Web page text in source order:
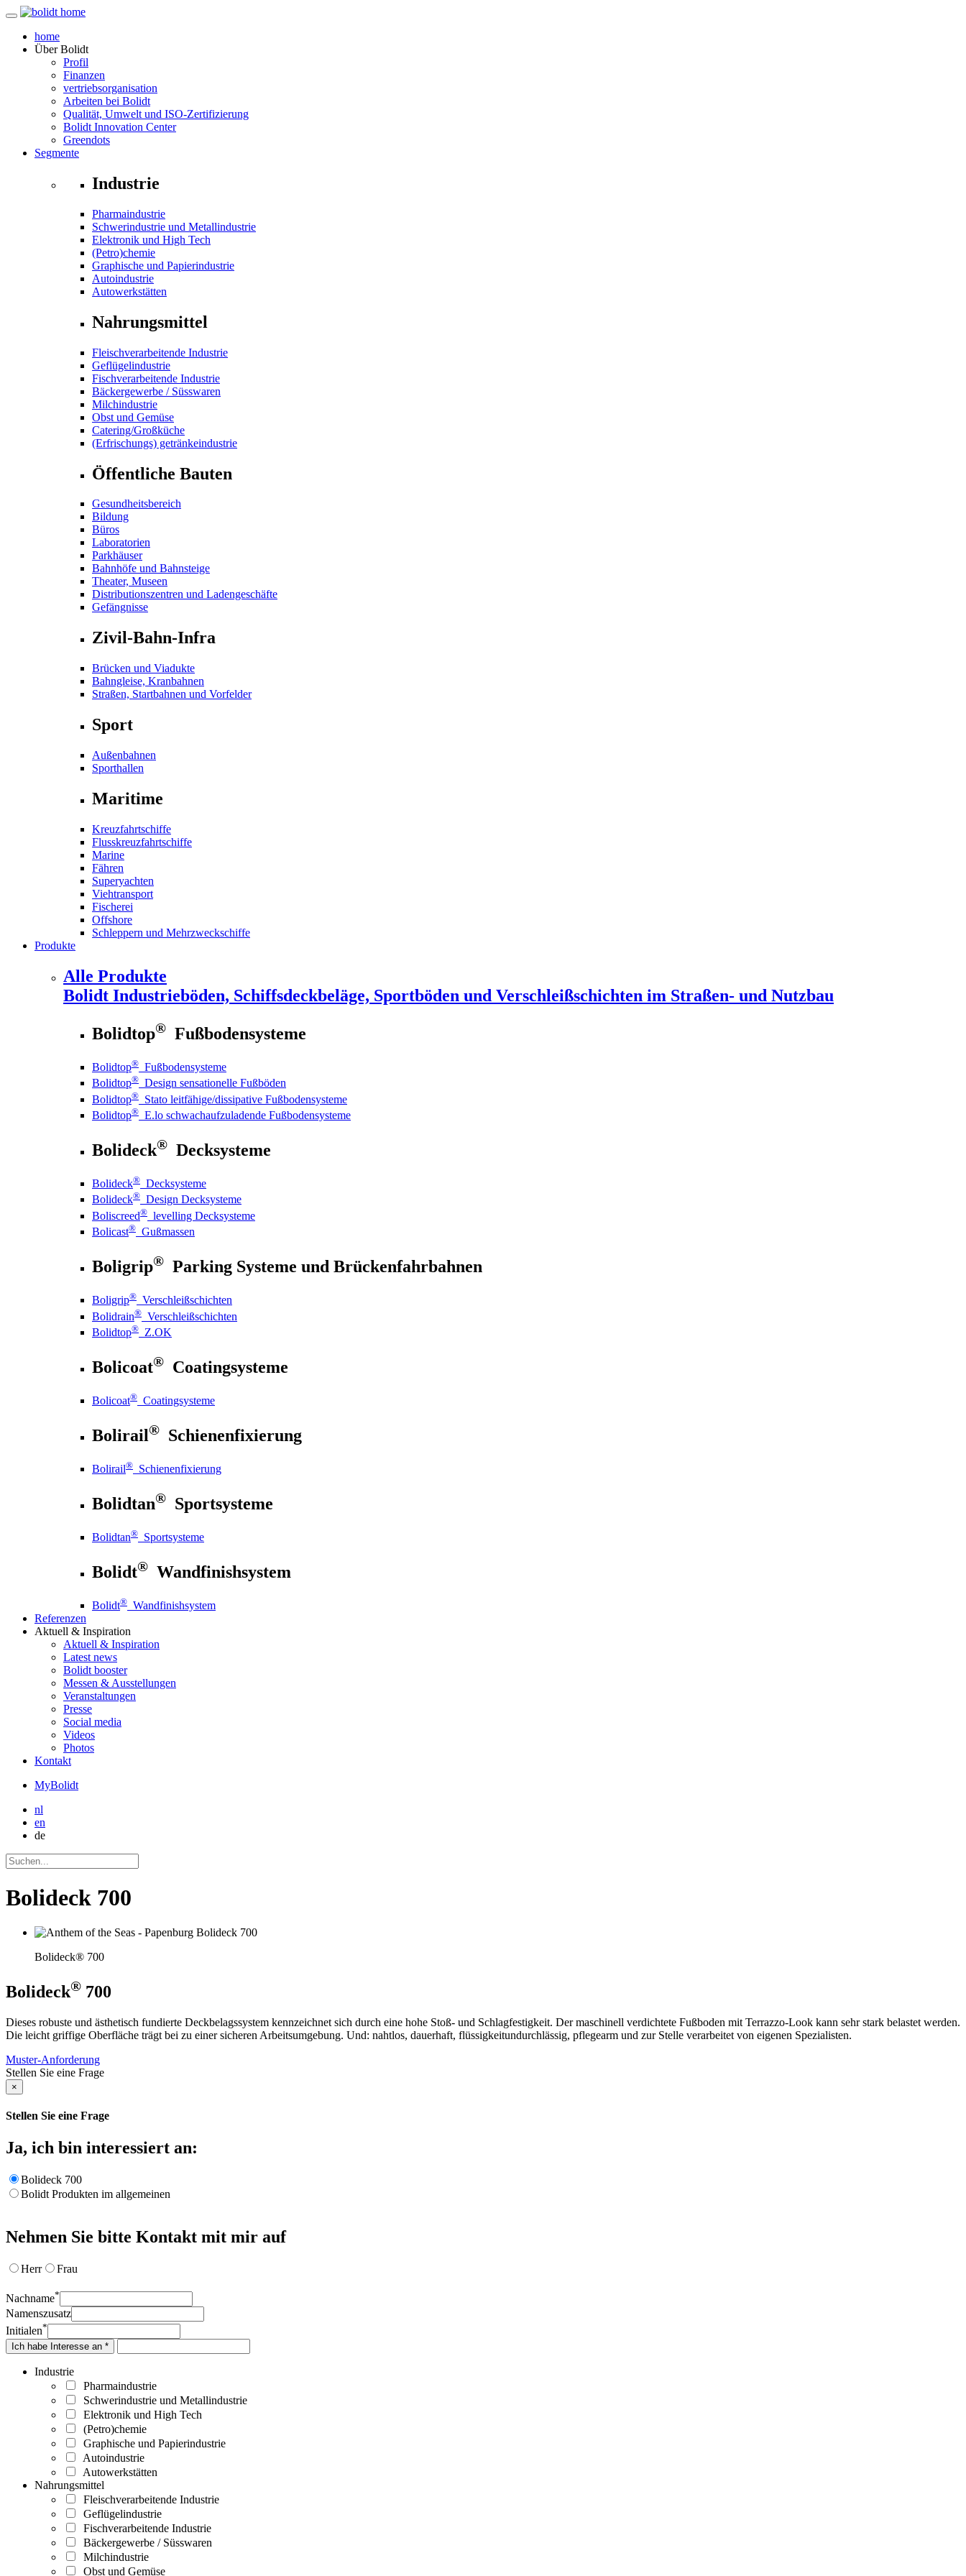
home
ÜberBolidt
Profil
Finanzen
vertriebsorganisation
Arbeiten bei Bolidt
Qualität, Umwelt und ISO-Zertifizierung
Bolidt Innovation Center
Greendots
Segmente
Industrie
Pharmaindustrie
Schwerindustrie und Metallindustrie
Elektronik und High Tech
(Petro)chemie
Graphische und Papierindustrie
Autoindustrie
Autowerkstätten
Nahrungsmittel
Fleischverarbeitende Industrie
Geflügelindustrie
Fischverarbeitende Industrie
Bäckergewerbe / Süsswaren
Milchindustrie
Obst und Gemüse
Catering/Großküche
(Erfrischungs) getränkeindustrie
Öffentliche Bauten
Gesundheitsbereich
Bildung
Büros
Laboratorien
Parkhäuser
Bahnhöfe und Bahnsteige
Theater, Museen
Distributionszentren und Ladengeschäfte
Gefängnisse
Zivil-Bahn-Infra
Brücken und Viadukte
Bahngleise, Kranbahnen
Straßen, Startbahnen und Vorfelder
Sport
Außenbahnen
Sporthallen
Maritime
Kreuzfahrtschiffe
Flusskreuzfahrtschiffe
Marine
Fähren
Superyachten
Viehtransport
Fischerei
Offshore
Schleppern und Mehrzweckschiffe
Produkte
Alle Produkte
Bolidt Industrieböden, Schiffsdeckbeläge, Sportböden und Verschleißschichten im Straßen- und Nutzbau
Bolidtop® Fußbodensysteme
Bolidtop® Fußbodensysteme
Bolidtop® Design sensationelle Fußböden
Bolidtop® Stato leitfähige/dissipative Fußbodensysteme
Bolidtop® E.lo schwachaufzuladende Fußbodensysteme
Bolideck® Decksysteme
Bolideck® Decksysteme
Bolideck® Design Decksysteme
Boliscreed® levelling Decksysteme
Bolicast® Gußmassen
Boligrip® Parking Systeme und Brückenfahrbahnen
Boligrip® Verschleißschichten
Bolidrain® Verschleißschichten
Bolidtop® Z.OK
Bolicoat® Coatingsysteme
Bolicoat® Coatingsysteme
Bolirail® Schienenfixierung
Bolirail® Schienenfixierung
Bolidtan® Sportsysteme
Bolidtan® Sportsysteme
Bolidt® Wandfinishsystem
Bolidt® Wandfinishsystem
Referenzen
Aktuell & Inspiration
Aktuell & Inspiration
Latest news
Bolidt booster
Messen & Ausstellungen
Veranstaltungen
Presse
Social media
Videos
Photos
Kontakt
MyBolidt
nl
en
de
Bolideck 700
Bolideck® 700
Bolideck® 700
Dieses robuste und ästhetisch fundierte Deckbelagssystem kennzeichnet sich durch eine hohe Stoß- und Schlagfestigkeit. Der maschinell verdichtete Fußboden mit Terrazzo-Look kann sehr stark belastet werden.
Die leicht griffige Oberfläche trägt bei zu einer sicheren Arbeitsumgebung. Und: nahtlos, dauerhaft, flüssigkeitundurchlässig, pflegearm und zur Stelle verarbeitet von eigenen Spezialisten.
Muster-Anforderung
Stellen Sie eine Frage
×
Stellen Sie eine Frage
Ja, ich bin interessiert an:
Bolideck 700
Bolidt Produkten im allgemeinen
Nehmen Sie bitte Kontakt mit mir auf
Herr Frau
Nachname*
Namenszusatz
Initialen*
Ich habe Interesse an *
Industrie
Pharmaindustrie
Schwerindustrie und Metallindustrie
Elektronik und High Tech
(Petro)chemie
Graphische und Papierindustrie
Autoindustrie
Autowerkstätten
Nahrungsmittel
Fleischverarbeitende Industrie
Geflügelindustrie
Fischverarbeitende Industrie
Bäckergewerbe / Süsswaren
Milchindustrie
Obst und Gemüse